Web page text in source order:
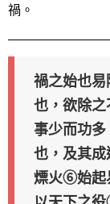
禍。
禍之始也
也，欲除
事少而功
也，及其
熛火⑥始起